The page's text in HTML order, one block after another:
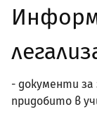
- документи за
придобито в